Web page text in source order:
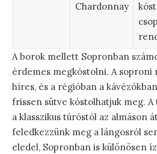
Chardonnay
A borok mellett Sopronban
érdemes megkóstolni. A soproni
híres, és a régióban a
frissen sütve kóstolhatjuk meg.
a klasszikus túróstól az almáson
feledkezzünk meg a lángosról
eledel, Sopronban is különösen